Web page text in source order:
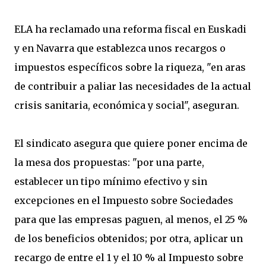
ELA ha reclamado una reforma fiscal en Euskadi
y en Navarra que establezca unos recargos o
impuestos específicos sobre la riqueza, "en aras
de contribuir a paliar las necesidades de la actual
crisis sanitaria, económica y social", aseguran.
El sindicato asegura que quiere poner encima de
la mesa dos propuestas: "por una parte,
establecer un tipo mínimo efectivo y sin
excepciones en el Impuesto sobre Sociedades
para que las empresas paguen, al menos, el 25 %
de los beneficios obtenidos; por otra, aplicar un
recargo de entre el 1 y el 10 % al Impuesto sobre